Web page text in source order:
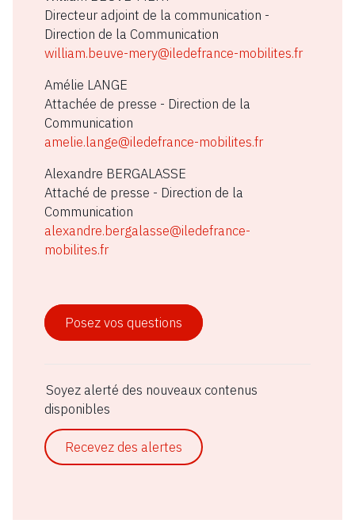
Directeur adjoint de la communication -
Direction de la Communication
william.beuve-mery@iledefrance-mobilites.fr
Amélie LANGE
Attachée de presse - Direction de la
Communication
amelie.lange@iledefrance-mobilites.fr
Alexandre BERGALASSE
Attaché de presse - Direction de la
Communication
alexandre.bergalasse@iledefrance-
mobilites.fr
Posez vos questions
Soyez alerté des nouveaux contenus
disponibles
Recevez des alertes